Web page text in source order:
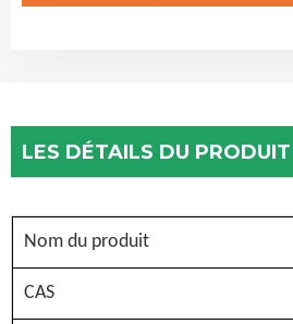
LES DÉTAILS DU PRODUIT
Nom du produit
CAS